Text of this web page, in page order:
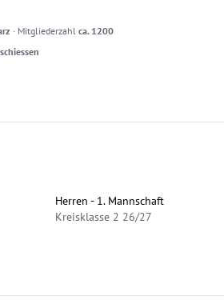
· Mitgliederzahl ca. 1200
Herren - 1. Mannschaft
Kreisklasse 2 26/27